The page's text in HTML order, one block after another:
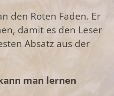
den Roten Faden. Er
damit es den Leser
Absatz aus der
man lernen